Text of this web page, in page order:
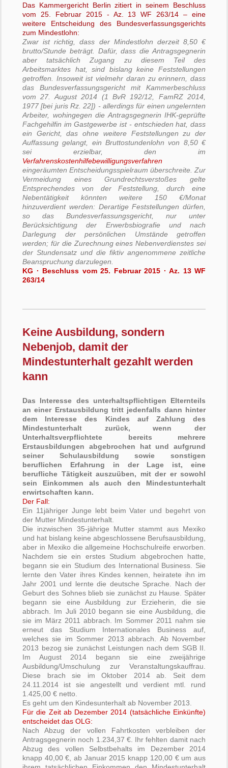
Das Kammergericht Berlin zitiert in seinem Beschluss
vom 25. Februar 2015 - Az. 13 WF 263/14 – eine
weitere Entscheidung des Bundesverfassungsgerichts
zum Mindestlohn:
Zwar ist richtig, dass der Mindestlohn derzeit 8,50 €
brutto/Stunde beträgt. Dafür, dass die Antragsgegnerin
aber tatsächlich Zugang zu diesem Teil des
Arbeitsmarktes hat, sind bislang keine Feststellungen
getroffen. Insoweit ist vielmehr daran zu erinnern, dass
das Bundesverfassungsgericht mit Kammerbeschluss
vom 27. August 2014 (1 BvR 192/12, FamRZ 2014,
1977 [bei juris Rz. 22]) - allerdings für einen ungelernten
Arbeiter, wohingegen die Antragsgegnerin IHK-geprüfte
Fachgehilfin im Gastgewerbe ist - entschieden hat, dass
ein Gericht, das ohne weitere Feststellungen zu der
Auffassung gelangt, ein Bruttostundenlohn von 8,50 €
sei erzielbar, den im
Verfahrenskostenhilfebewilligungsverfahren
eingeräumten Entscheidungsspielraum überschreite. Zur
Vermeidung eines Grundrechtsverstoßes gelte
Entsprechendes von der Feststellung, durch eine
Nebentätigkeit könnten weitere 150 €/Monat
hinzuverdient werden: Derartige Feststellungen dürfen,
so das Bundesverfassungsgericht, nur unter
Berücksichtigung der Erwerbsbiografie und nach
Darlegung der persönlichen Umstände getroffen
werden; für die Zurechnung eines Nebenverdienstes sei
der Stundensatz und die fiktiv angenommene zeitliche
Beanspruchung darzulegen.
KG · Beschluss vom 25. Februar 2015 · Az. 13 WF
263/14
Keine Ausbildung, sondern
Nebenjob, damit der
Mindestunterhalt gezahlt werden
kann
Das Interesse des unterhaltspflichtigen Elternteils
an einer Erstausbildung tritt jedenfalls dann hinter
dem Interesse des Kindes auf Zahlung des
Mindestunterhalt zurück, wenn der
Unterhaltsverpflichtete bereits mehrere
Erstausbildungen abgebrochen hat und aufgrund
seiner Schulausbildung sowie sonstigen
beruflichen Erfahrung in der Lage ist, eine
berufliche Tätigkeit auszuüben, mit der er sowohl
sein Einkommen als auch den Mindestunterhalt
erwirtschaften kann.
Der Fall:
Ein 11jähriger Junge lebt beim Vater und begehrt von
der Mutter Mindestunterhalt.
Die inzwischen 35-jährige Mutter stammt aus Mexiko
und hat bislang keine abgeschlossene Berufsausbildung,
aber in Mexiko die allgemeine Hochschulreife erworben.
Nachdem sie ein erstes Studium abgebrochen hatte,
begann sie ein Studium des International Business. Sie
lernte den Vater ihres Kindes kennen, heiratete ihn im
Jahr 2001 und lernte die deutsche Sprache. Nach der
Geburt des Sohnes blieb sie zunächst zu Hause. Später
begann sie eine Ausbildung zur Erzieherin, die sie
abbrach. Im Juli 2010 begann sie eine Ausbildung, die
sie im März 2011 abbrach. Im Sommer 2011 nahm sie
erneut das Studium Internationales Business auf,
welches sie im Sommer 2013 abbrach. Ab November
2013 bezog sie zunächst Leistungen nach dem SGB II.
Im August 2014 begann sie eine zweijährige
Ausbildung/Umschulung zur Veranstaltungskauffrau.
Diese brach sie im Oktober 2014 ab. Seit dem
24.11.2014 ist sie angestellt und verdient mtl. rund
1.425,00 € netto.
Es geht um den Kindesunterhalt ab November 2013.
Für die Zeit ab Dezember 2014 (tatsächliche Einkünfte)
entscheidet das OLG:
Nach Abzug der vollen Fahrtkosten verbleiben der
Antragsgegnerin noch 1.234,37 €. Ihr fehlten damit nach
Abzug des vollen Selbstbehalts im Dezember 2014
knapp 40,00 €, ab Januar 2015 knapp 120,00 € um aus